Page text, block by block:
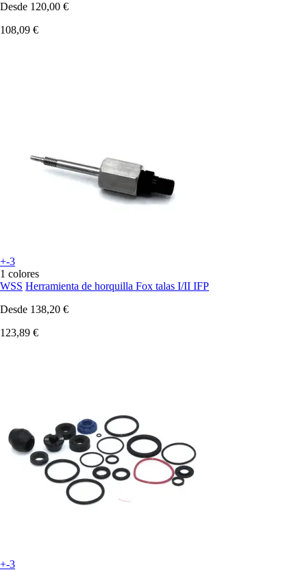
Desde 120,00 €
108,09 €
+-3
1 colores
WSS Herramienta de horquilla Fox talas I/II IFP
Desde 138,20 €
123,89 €
+-3